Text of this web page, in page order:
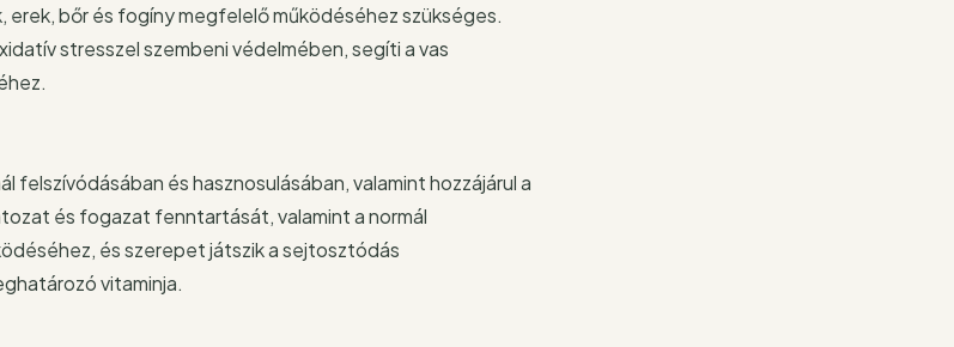
bőr és fogíny megfelelő működéséhez szükséges.
stresszel szembeni védelmében, segíti a vas
és hasznosulásában, valamint hozzájárul a
és fogazat fenntartását, valamint a normál
és szerepet játszik a sejtosztódás
vitaminja.